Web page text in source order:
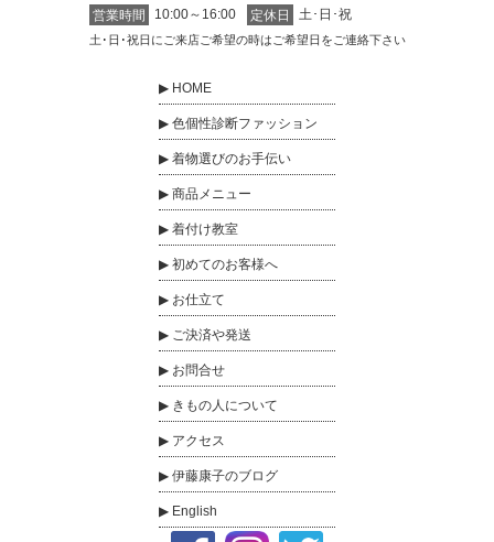
営業時間 10:00～16:00 定休日 土･日･祝
土･日･祝日にご来店ご希望の時はご希望日をご連絡下さい
HOME
色個性診断ファッション
着物選びのお手伝い
商品メニュー
着付け教室
初めてのお客様へ
お仕立て
ご決済や発送
お問合せ
きもの人について
アクセス
伊藤康子のブログ
English